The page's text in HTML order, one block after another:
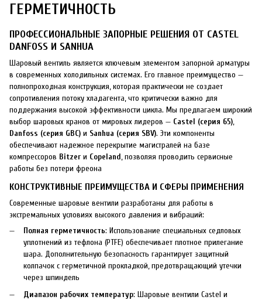
ГЕРМЕТИЧНОСТЬ
ПРОФЕССИОНАЛЬНЫЕ ЗАПОРНЫЕ РЕШЕНИЯ ОТ CASTEL
DANFOSS И SANHUA
Шаровый вентиль является ключевым элементом запорной арматуры
в современных холодильных системах. Его главное преимущество —
полнопроходная конструкция, которая практически не создает
сопротивления потоку хладагента, что критически важно для
поддержания высокой эффективности цикла. Мы предлагаем широкий
выбор шаровых кранов от мировых лидеров — Castel (серия 65),
Danfoss (серия GBC) и Sanhua (серия SBV). Эти компоненты
обеспечивают надежное перекрытие магистралей на базе
компрессоров Bitzer и Copeland, позволяя проводить сервисные
работы без потери фреона
КОНСТРУКТИВНЫЕ ПРЕИМУЩЕСТВА И СФЕРЫ ПРИМЕНЕНИЯ
Современные шаровые вентили разработаны для работы в
экстремальных условиях высокого давления и вибраций:
Полная герметичность: Использование специальных седловых
уплотнений из тефлона (PTFE) обеспечивает плотное прилегание
шара. Дополнительную безопасность гарантирует защитный
колпачок с герметичной прокладкой, предотвращающий утечки
через шпиндель
Диапазон рабочих температур: Шаровые вентили Castel и